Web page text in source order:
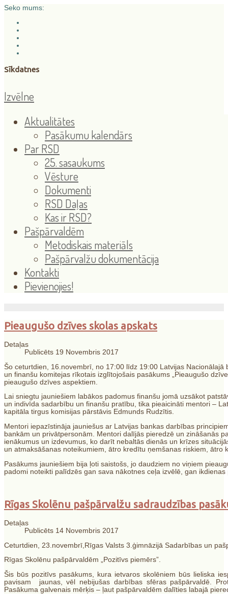
Seko mums:
Sīkdatnes
Izvēlne
Aktualitātes
Pasākumu kalendārs
Par RSD
25. sasaukums
Vēsture
Dokumenti
RSD Daļas
Kas ir RSD?
Pašpārvaldēm
Metodiskais materiāls
Pašpārvalžu dokumentācija
Kontakti
Pievienojies!
Pieaugušo dzīves skolas apskats
Detaļas
Publicēts 19 Novembris 2017
Šo ceturtdien, 16.novembrī, no 17:00 līdz 19:00 Latvijas
un finanšu komitejas rīkotais izglītojošais pasākums „Pieaugušo
pieaugušo dzīves aspektiem.
Lai sniegtu jauniešiem labākos padomus finanšu jomā uzsākot
un indivīda sadarbību un finanšu pratību, tika pieaicināti mentori –
kapitāla tirgus komisijas pārstāvis Edmunds Rudzītis.
Mentori iepazīstināja jauniešus ar Latvijas bankas darbības
bankām un privātpersonām. Mentori dalījās pieredzē un zināšanās
ienākumus un izdevumus, ko darīt nebaltās dienās un krīzes
un atmaksāšanas noteikumiem, ātro kredītu ņemšanas riskiem, ātro
Pasākums jauniešiem bija ļoti saistošs, jo daudziem no viņiem
padomi noteikti palīdzēs gan sava nākotnes ceļa izvēlē, gan ikdienas
Rīgas Skolēnu pašpārvalžu sadraudzības
Detaļas
Publicēts 14 Novembris 2017
Ceturtdien, 23.novembrī,Rīgas Valsts 3.ģimnāzijā Sadarbības un
Rīgas Skolēnu pašpārvaldēm „Pozitīvs piemērs”.
Šis būs pozitīvs pasākums, kura ietvaros skolēniem būs lieliska
pavisam jaunas, vēl nebijušas darbības sfēras pašpārvaldē.
Pasākuma galvenais mērķis – ļaut pašpārvaldēm dalīties labajā